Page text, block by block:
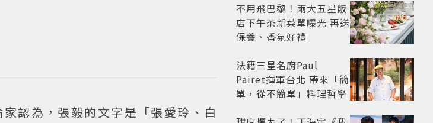
認為，張毅的文字是「張愛玲、白
不用飛巴黎！兩大五星飯
店下午茶新菜單曝光 再送
保養、香氛好禮
法籍三星名廚Paul
Pairet揮軍台北 帶來「簡
單，從不簡單」料理哲學